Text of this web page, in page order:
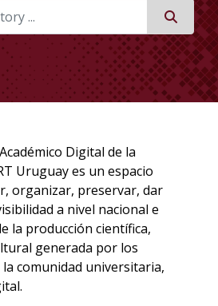
Digital de la
Uruguay es un espacio
organizar, preservar, dar
a nivel nacional e
la producción científica,
generada por los
comunidad universitaria,